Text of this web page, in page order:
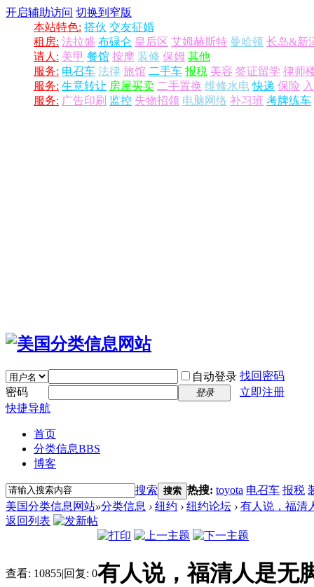
开启辅助访问 切换到窄版
本站特色: 搭伙 交友征婚
租房: 法拉盛 布碌仑 皇后区 艾姆赫斯特 曼哈顿 长岛&新
请人: 美甲 餐馆 按摩 装修 保姆 其他
服务: 电召车 法律 旅馆 二手车 报税 美容 签证留学 律师
服务: 生意转让 房屋买卖 二手置换 维修水电 快递 保险
服务: 广告印刷 监控 失物招领 电脑网络 补习班 考牌练车
自动登录 找回密码
密码
登录
立即注册
快捷导航
首页
分类信息BBS
博客
搜索 搜索 热搜: toyota 电召车 报税
美国分类信息网站»分类信息 › 纽约 › 纽约论坛 › 有人说，福清
返回列表
查看: 10855|回复: 0有人说，福清人是无